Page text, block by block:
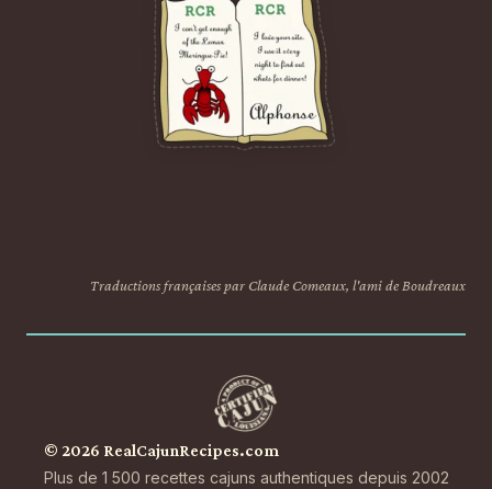
Traductions françaises par Claude Comeaux, l'ami de Boudreaux
© 2026 RealCajunRecipes.com
Plus de 1 500 recettes cajuns authentiques depuis 2002